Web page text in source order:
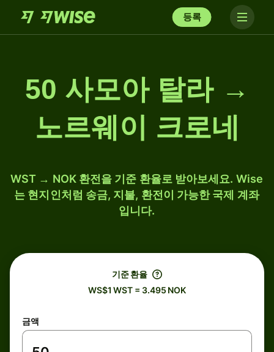
등록
50 사모아 탈라 →
노르웨이 크로네
WST → NOK 환전을 기준 환율로 받아보세요. Wise
는 현지인처럼 송금, 지불, 환전이 가능한 국제 계좌
입니다.
기준 환율
WS$1 WST = 3.495 NOK
금액